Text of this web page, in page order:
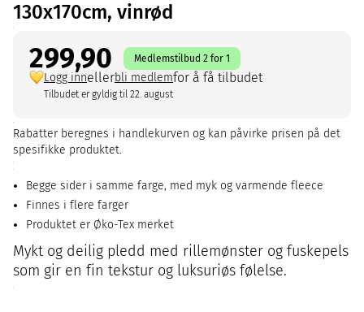
130x170cm, vinrød
299,90 Medlemstilbud 2 for 1
Logg innellerbli medlemfor å få tilbudet
Tilbudet er gyldig til 22. august
Rabatter beregnes i handlekurven og kan påvirke prisen på det
spesifikke produktet.
Begge sider i samme farge, med myk og varmende fleece
Finnes i flere farger
Produktet er Øko-Tex merket
Mykt og deilig pledd med rillemønster og fuskepels
som gir en fin tekstur og luksuriøs følelse.